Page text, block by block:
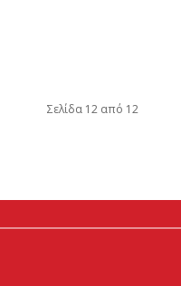
Σελίδα 12 από 12